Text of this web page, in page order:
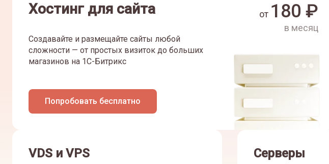
Хостинг для сайта
Создавайте и размещайте сайты любой
сложности — от простых визиток до больших
магазинов на 1С-Битрикс
Попробовать бесплатно
от 180 ₽
в месяц
VDS и VPS Серверы